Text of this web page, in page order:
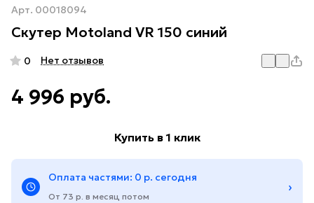
Арт. 00018094
Скутер Motoland VR 150 синий
0 Нет отзывов
4 996 руб.
Купить в 1 клик
Оплата частями: 0 р. сегодня
От 73 р. в месяц потом
›